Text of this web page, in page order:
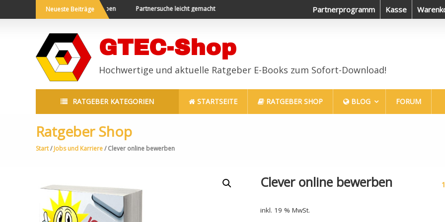
Neueste Beiträge
Welt bereisen und Neues erleben Partnersuche leicht gemacht Endlich erfolgreich im Job Haustiere sind auch nur
Partnerprogramm Kasse
GTEC-Shop
Hochwertige und aktuelle Ratgeber E-Books zum Sofort-Download!
RATGEBER KATEGORIEN STARTSEITE RATGEBER SHOP BLOG FORUM
Ratgeber Shop
Start/Jobs und Karriere/ Clever online bewerben
Clever online bewerben
inkl. 19 % MwSt.